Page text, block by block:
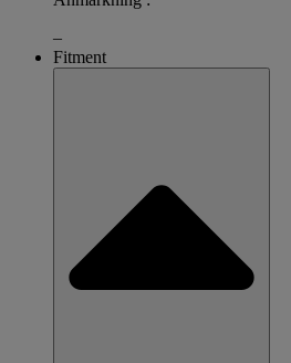
–
Fitment